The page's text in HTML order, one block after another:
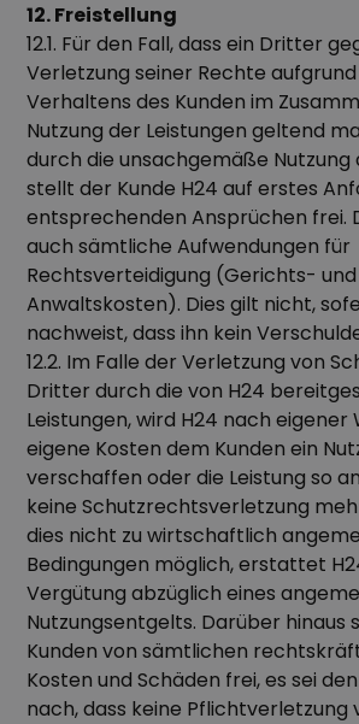
12. Freistellung
12.1. Für den Fall, dass ein Dritter
Verletzung seiner Rechte
Verhaltens des Kunden im
Nutzung der Leistungen geltend
durch die unsachgemäße Nutzung
stellt der Kunde H24 auf erstes
entsprechenden Ansprüchen frei.
auch sämtliche Aufwendungen für
Rechtsverteidigung (Gerichts- und
Anwaltskosten). Dies gilt nicht,
nachweist, dass ihn kein
12.2. Im Falle der Verletzung von
Dritter durch die von H24
Leistungen, wird H24 nach eigener
eigene Kosten dem Kunden ein
verschaffen oder die Leistung so
keine Schutzrechtsverletzung
dies nicht zu wirtschaftlich
Bedingungen möglich, erstattet
Vergütung abzüglich eines
Nutzungsentgelts. Darüber hinaus
Kunden von sämtlichen
Kosten und Schäden frei, es sei
nach, dass keine Pflichtverletzung